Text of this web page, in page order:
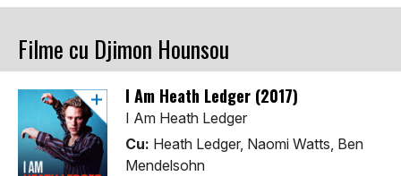
Filme cu Djimon Hounsou
I Am Heath Ledger (2017)
I Am Heath Ledger
Cu: Heath Ledger, Naomi Watts, Ben
Mendelsohn